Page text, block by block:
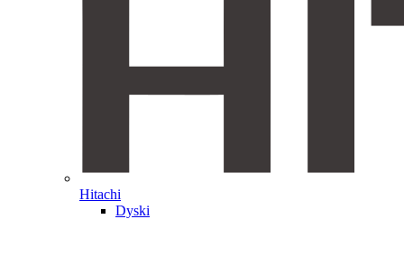
Hitachi
Dyski